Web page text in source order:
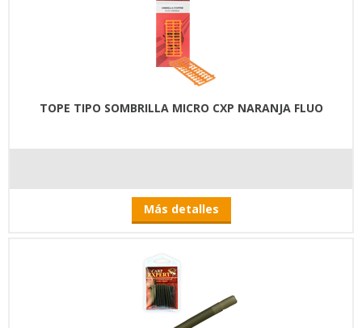
TOPE TIPO SOMBRILLA MICRO CXP NARANJA FLUO
Más detalles